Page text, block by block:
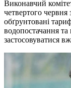
Виконавчий
четвертого червня
обґрунтовані
водопостачання
застосовуватися